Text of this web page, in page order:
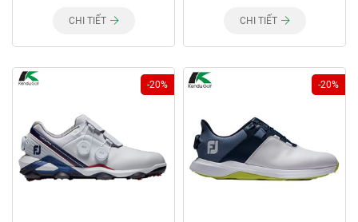
CHI TIẾT CHI TIẾT
-20% -20%